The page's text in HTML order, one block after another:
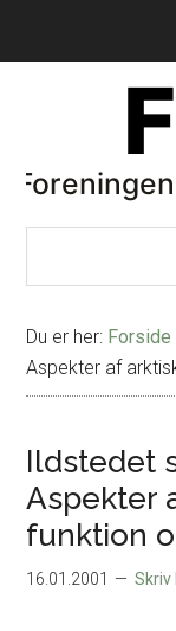
Du er her: Forside
Aspekter af
Ildstedet
Aspekter
funktion
16.01.2001